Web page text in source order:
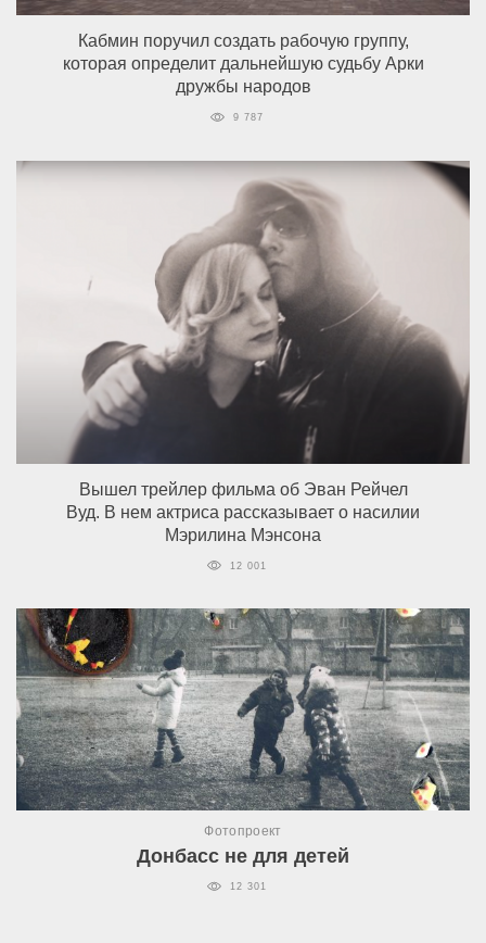
Кабмин поручил создать рабочую группу,
которая определит дальнейшую судьбу Арки
дружбы народов
9 787
Вышел трейлер фильма об Эван Рейчел
Вуд. В нем актриса рассказывает о насилии
Мэрилина Мэнсона
12 001
Фотопроект
Донбасс не для детей
12 301